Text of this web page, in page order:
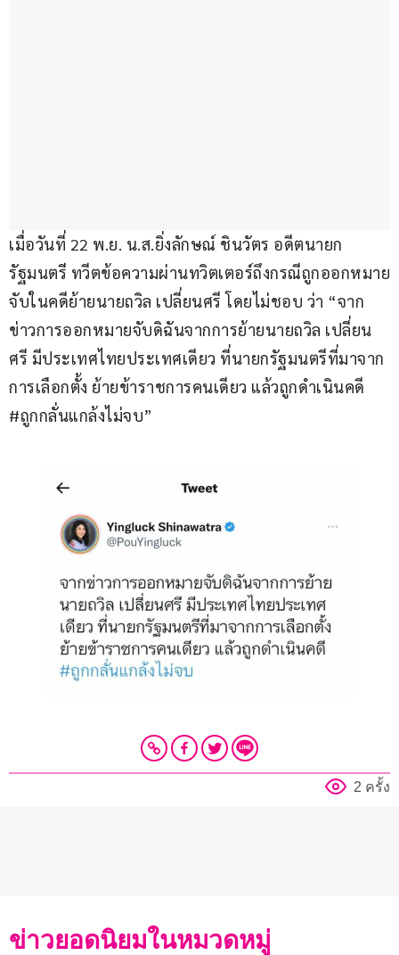
เมื่อวันที่ 22 พ.ย. น.ส.ยิ่งลักษณ์ ชินวัตร อดีตนายก
รัฐมนตรี ทวีตข้อความผ่านทวิตเตอร์ถึงกรณีถูกออกหมาย
จับในคดีย้ายนายถวิล เปลี่ยนศรี โดยไม่ชอบ ว่า “จาก
ข่าวการออกหมายจับดิฉันจากการย้ายนายถวิล เปลี่ยน
ศรี มีประเทศไทยประเทศเดียว ที่นายกรัฐมนตรีที่มาจาก
การเลือกตั้ง ย้ายข้าราชการคนเดียว แล้วถูกดำเนินคดี
#ถูกกลั่นแกล้งไม่จบ”
2 ครั้ง
ข่าวยอดนิยมในหมวดหมู่